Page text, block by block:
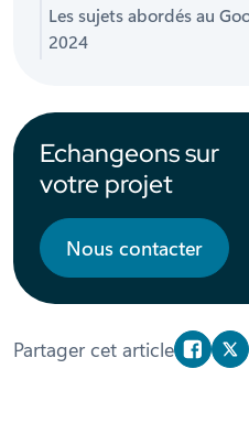
Les sujets abordés au
2024
Echangeons sur
votre projet
Nous contacter
Partager cet article